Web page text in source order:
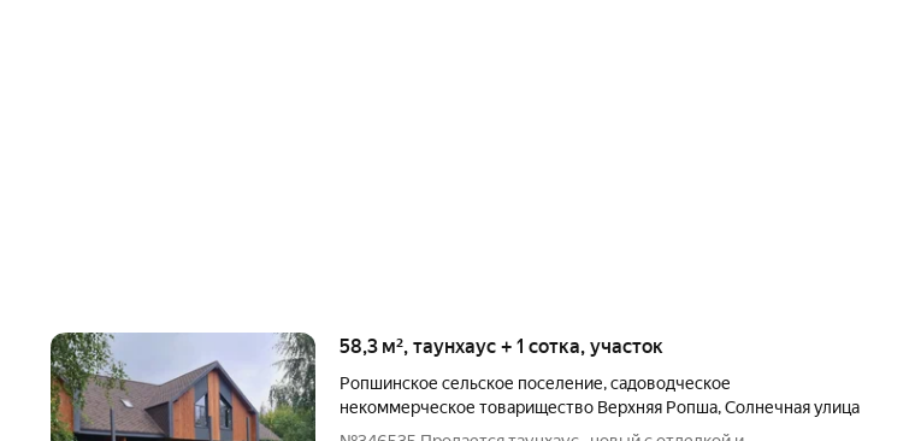
58,3 м², таунхаус + 1 сотка, участок
Ропшинское сельское поселение,садоводческое
некоммерческое товарищество Верхняя Ропша,Солнечная улица